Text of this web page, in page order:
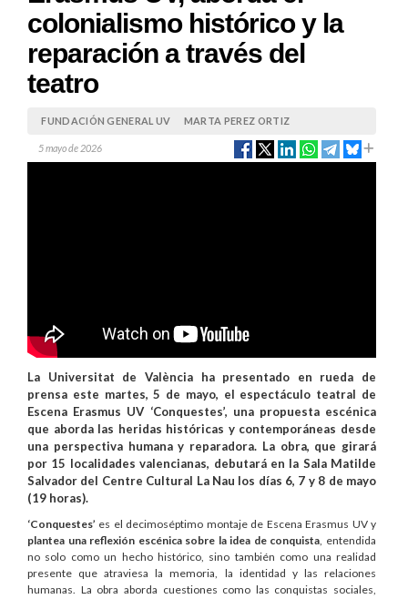
colonialismo histórico y la
reparación a través del
teatro
FUNDACIÓN GENERAL UV MARTA PEREZ ORTIZ
5 mayo de 2026
La Universitat de València ha presentado en rueda de
prensa este martes, 5 de mayo, el espectáculo teatral de
Escena Erasmus UV ‘Conquestes’, una propuesta escénica
que aborda las heridas históricas y contemporáneas desde
una perspectiva humana y reparadora. La obra, que girará
por 15 localidades valencianas, debutará en la Sala Matilde
Salvador del Centre Cultural La Nau los días 6, 7 y 8 de mayo
(19 horas).
‘Conquestes’ es el decimoséptimo montaje de Escena Erasmus UV y
plantea una reflexión escénica sobre la idea de conquista, entendida
no solo como un hecho histórico, sino también como una realidad
presente que atraviesa la memoria, la identidad y las relaciones
humanas. La obra aborda cuestiones como las conquistas sociales,